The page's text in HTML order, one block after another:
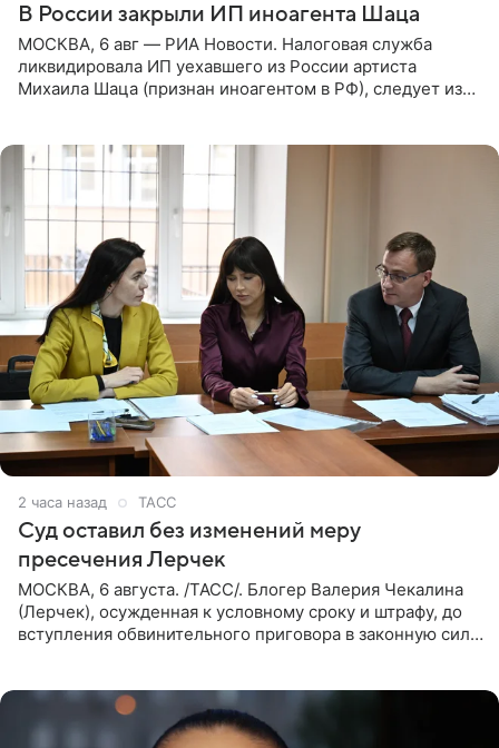
В России закрыли ИП иноагента Шаца
МОСКВА, 6 авг — РИА Новости. Налоговая служба
ликвидировала ИП уехавшего из России артиста
Михаила Шаца (признан иноагентом в РФ), следует из
2 часа назад ТАСС
Суд оставил без изменений меру
пресечения Лерчек
МОСКВА, 6 августа. /ТАСС/. Блогер Валерия Чекалина
(Лерчек), осужденная к условному сроку и штрафу, до
вступления обвинительного приговора в законную силу